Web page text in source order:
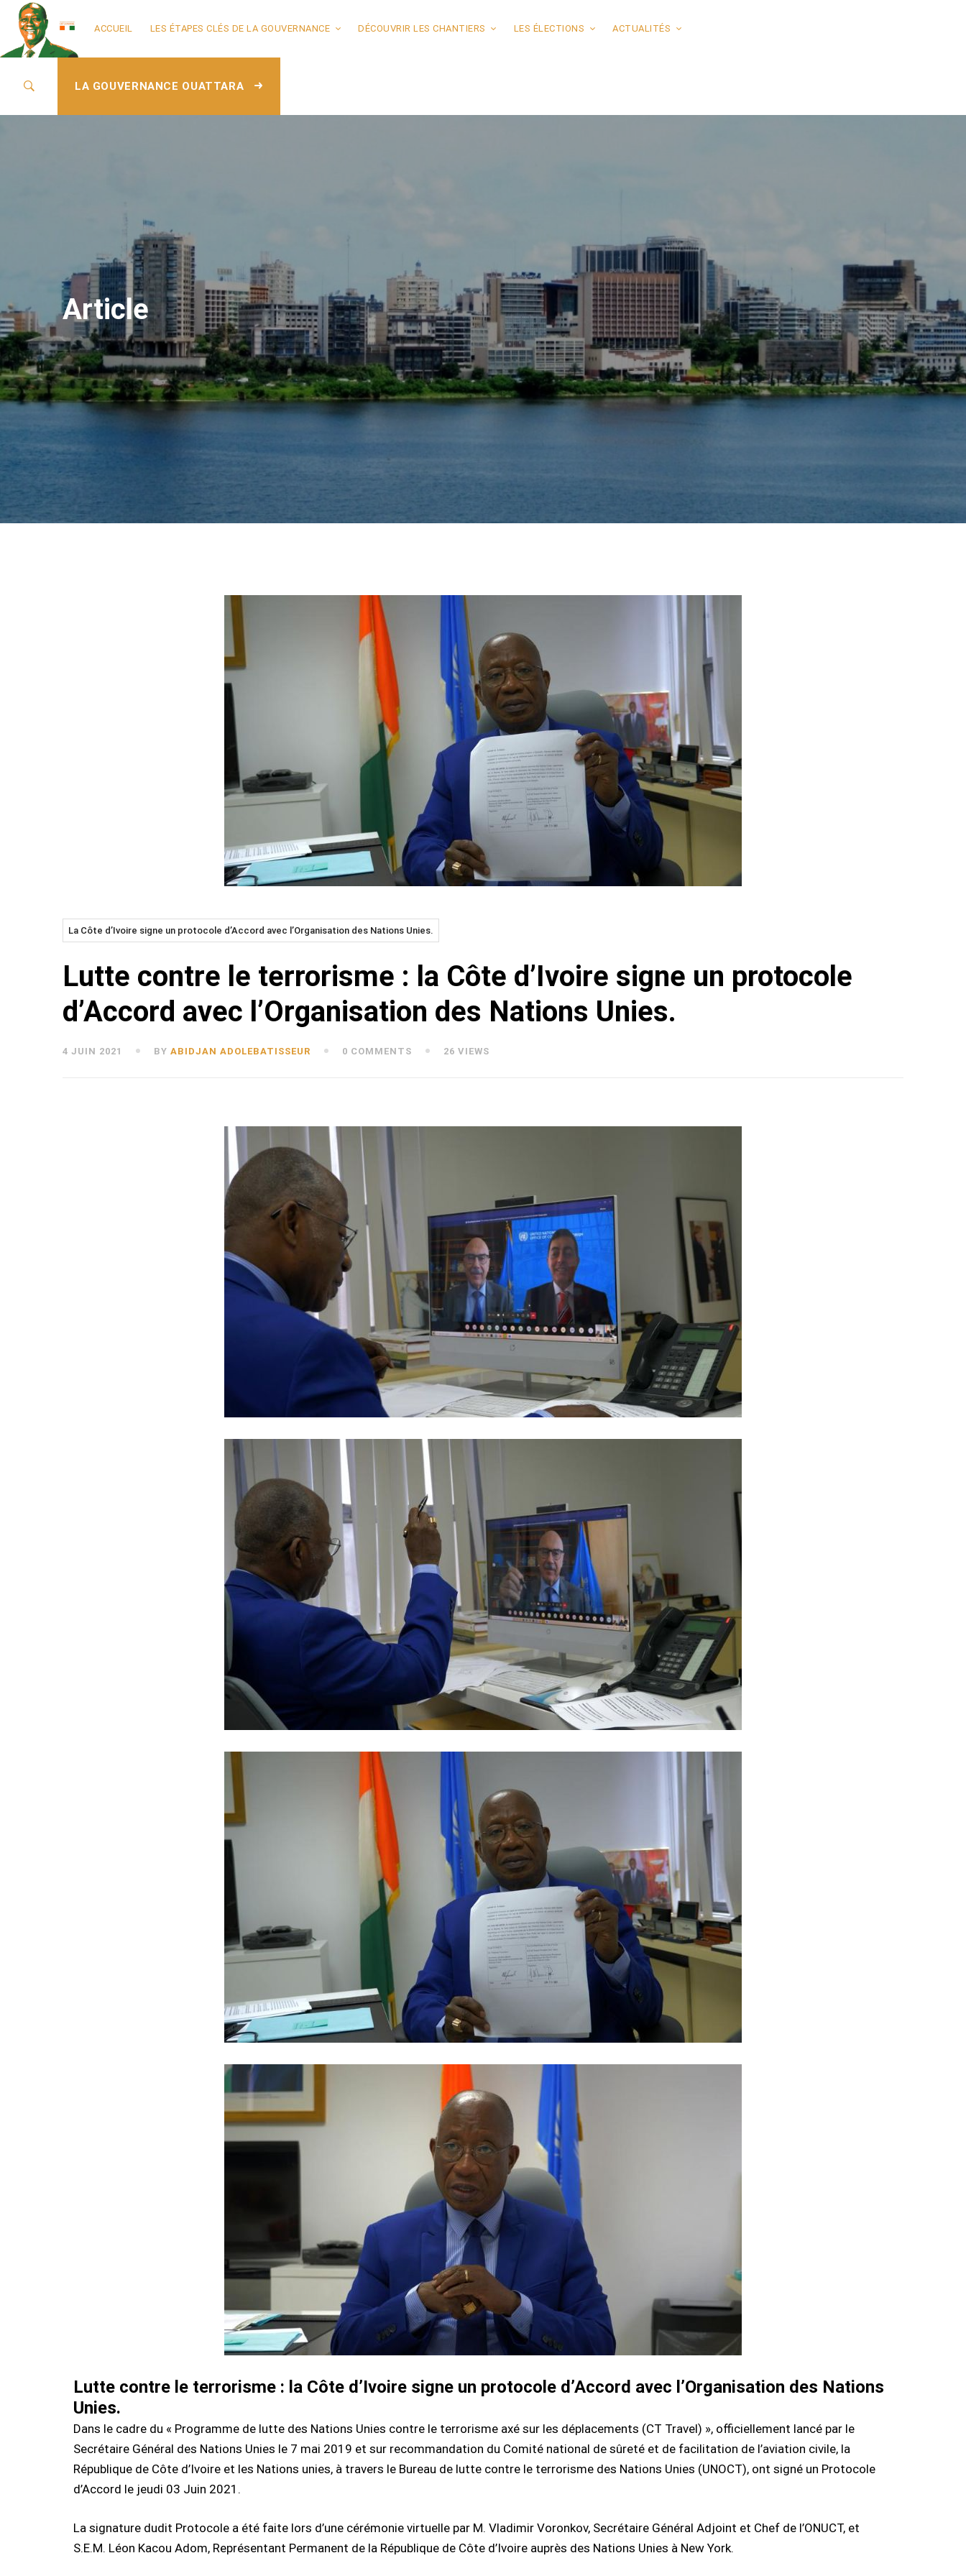
ACCUEIL LES ÉTAPES CLÉS DE LA GOUVERNANCE DÉCOUVRIR LES CHANTIERS LES ÉLECTIONS ACTUALITÉS
LA GOUVERNANCE OUATTARA
Article
La Côte d’Ivoire signe un protocole d’Accord avec l’Organisation des Nations Unies.
Lutte contre le terrorisme : la Côte d’Ivoire signe un protocole
d’Accord avec l’Organisation des Nations Unies.
4 JUIN 2021 BY ABIDJAN ADOLEBATISSEUR 0 COMMENTS 26 VIEWS
Lutte contre le terrorisme : la Côte d’Ivoire signe un protocole d’Accord avec l’Organisation des Nations
Unies.
Dans le cadre du « Programme de lutte des Nations Unies contre le terrorisme axé sur les déplacements (CT Travel) », officiellement lancé par le
Secrétaire Général des Nations Unies le 7 mai 2019 et sur recommandation du Comité national de sûreté et de facilitation de l’aviation civile, la
République de Côte d’Ivoire et les Nations unies, à travers le Bureau de lutte contre le terrorisme des Nations Unies (UNOCT), ont signé un Protocole
d’Accord le jeudi 03 Juin 2021.
La signature dudit Protocole a été faite lors d’une cérémonie virtuelle par M. Vladimir Voronkov, Secrétaire Général Adjoint et Chef de l’ONUCT, et
S.E.M. Léon Kacou Adom, Représentant Permanent de la République de Côte d’Ivoire auprès des Nations Unies à New York.